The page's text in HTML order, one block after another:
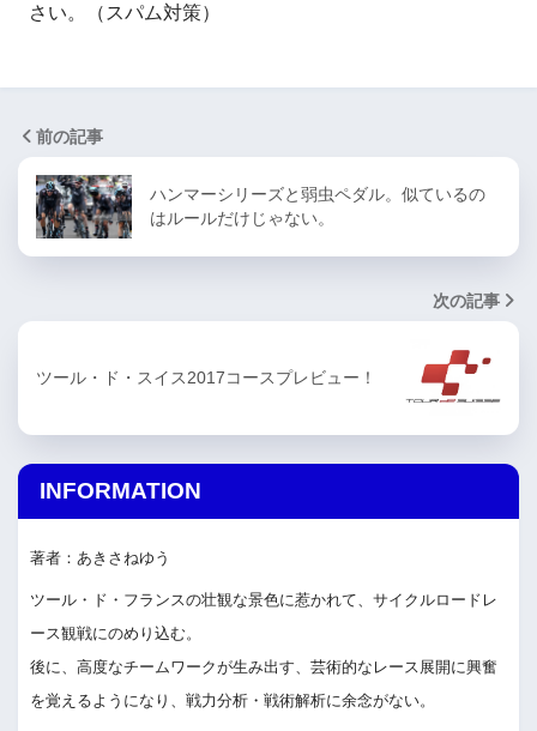
さい。（スパム対策）
前の記事
ハンマーシリーズと弱虫ペダル。似ているの
はルールだけじゃない。
次の記事
ツール・ド・スイス2017コースプレビュー！
INFORMATION
著者：あきさねゆう
ツール・ド・フランスの壮観な景色に惹かれて、サイクルロードレ
ース観戦にのめり込む。
後に、高度なチームワークが生み出す、芸術的なレース展開に興奮
を覚えるようになり、戦力分析・戦術解析に余念がない。